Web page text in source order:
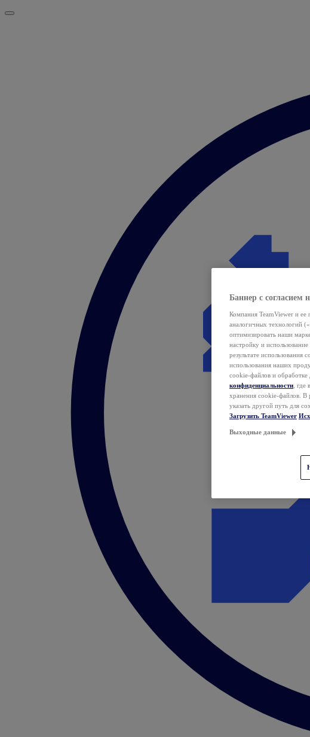
Баннер с согласием
Компания TeamViewer и ее
аналогичных технологий
оптимизировать наши
настройку и
результате
использования наших
cookie-файлов и
конфиденциальности ,
хранения cookie-файлов. В
указать другой путь для
Загрузить TeamViewer
Выходные данные